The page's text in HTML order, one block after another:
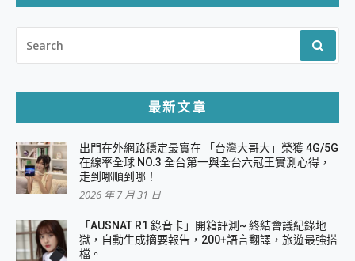
FOR:
最新文章
出門在外網路穩定最實在 「台灣大哥大」榮獲 4G/5G
在線率全球 NO.3 全台第一與全台六冠王實測心得，
走到哪順到哪！
2026 年 7 月 31 日
「AUSNAT R1 錄音卡」開箱評測~ 終結會議紀錄地
獄，自動生成摘要報告，200+語言翻譯，旅遊最強搭
檔。